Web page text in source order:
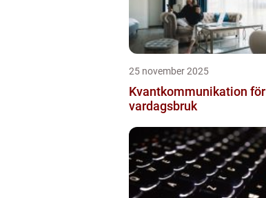
25 november 2025
Kvantkommunikation för
vardagsbruk